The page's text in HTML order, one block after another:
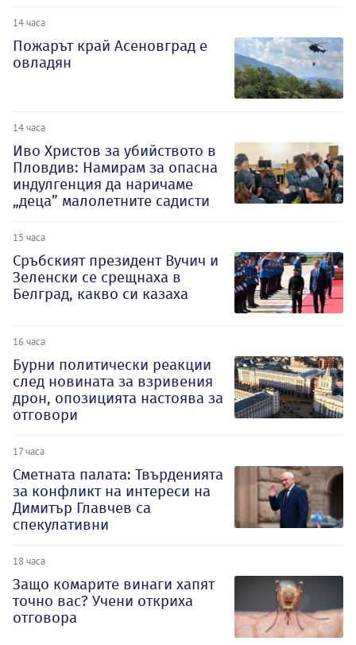
14 часа
Пожарът край Асеновград е
овладян
14 часа
Иво Христов за убийството в
Пловдив: Намирам за опасна
индулгенция да наричаме
„деца” малолетните садисти
15 часа
Сръбският президент Вучич и
Зеленски се срещнаха в
Белград, какво си казаха
16 часа
Бурни политически реакции
след новината за взривения
дрон, опозицията настоява за
отговори
17 часа
Сметната палата: Твърденията
за конфликт на интереси на
Димитър Главчев са
спекулативни
18 часа
Защо комарите винаги хапят
точно вас? Учени откриха
отговора